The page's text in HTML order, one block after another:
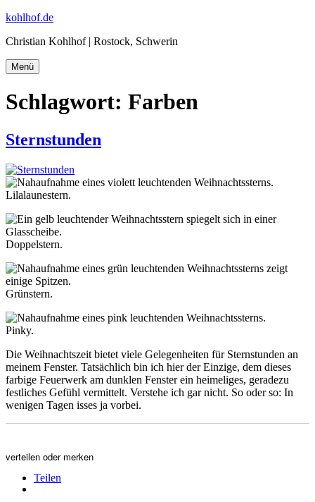
Zum
springen
kohlhof.de
Christian Kohlhof | Rostock, Schwerin
Menü
Schlagwort: Farben
Sternstunden
Lilalaunestern.
Doppelstern.
Grünstern.
Pinky.
Die Weihnachtszeit bietet viele Gelegenheiten für Sternstunden an
meinem Fenster. Tatsächlich bin ich hier der Einzige, dem dieses
farbige Feuerwerk am dunklen Fenster ein heimeliges, geradezu
festliches Gefühl vermittelt. Verstehe ich gar nicht. So oder so: In
wenigen Tagen isses ja vorbei.
verteilen oder merken
Teilen